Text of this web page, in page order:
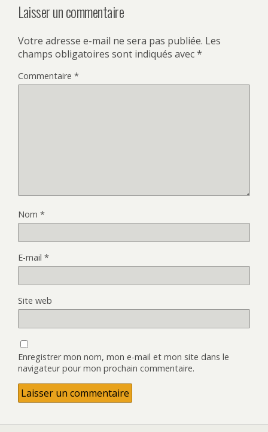
Laisser un commentaire
Votre adresse e-mail ne sera pas publiée. Les
champs obligatoires sont indiqués avec*
Commentaire *
Nom *
E-mail *
Site web
Enregistrer mon nom, mon e-mail et mon site dans le
navigateur pour mon prochain commentaire.